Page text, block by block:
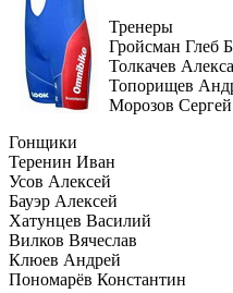
Тренеры
Гройсман Глеб
Толкачев
Топорищев
Морозов
Гонщики
Теренин Иван
Усов Алексей
Бауэр Алексей
Хатунцев Василий
Вилков Вячеслав
Клюев Андрей
Пономарёв Константин